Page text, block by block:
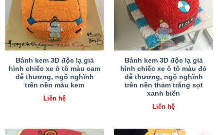
Bánh kem 3D độc lạ giả
hình chiếc xe ô tô màu cam
dễ thương, ngộ nghĩnh
trên nền màu kem
Liên hệ
Bánh kem 3D độc lạ giả
hình chiếc xe ô tô màu đỏ
dễ thương, ngộ nghĩnh
trên nền thảm trắng sọt
xanh biển
Liên hệ